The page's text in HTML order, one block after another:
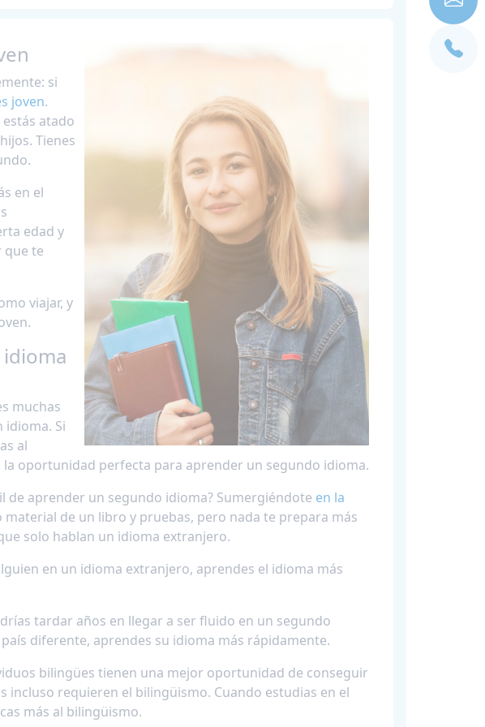
si
joven.
atado
Tienes
en el
edad y
que te
viajar, y
muchas
Si
al
oportunidad perfecta para aprender un segundo idioma.
de aprender un segundo idioma? Sumergiéndote en la
material de un libro y pruebas, pero nada te prepara más
solo hablan un idioma extranjero.
en un idioma extranjero, aprendes el idioma más
tardar años en llegar a ser fluido en un segundo
diferente, aprendes su idioma más rápidamente.
bilingües tienen una mejor oportunidad de conseguir
incluso requieren el bilingüismo. Cuando estudias en el
más al bilingüismo.